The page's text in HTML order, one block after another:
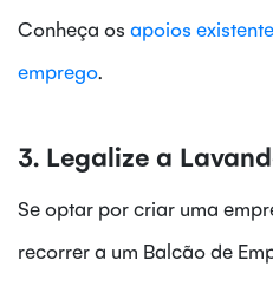
Conheça os apoios
emprego.
3. Legalize a
Se optar por criar uma
recorrer a um Balcão de